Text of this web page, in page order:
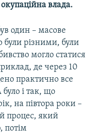
влада.
один – масове
були різними, були
могло статися
де через 10
практично все
і так, що
на півтора роки –
процес, який
потім